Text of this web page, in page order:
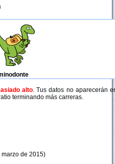
alto. Tus datos no aparecerán
terminando más carreras.
de 2015)